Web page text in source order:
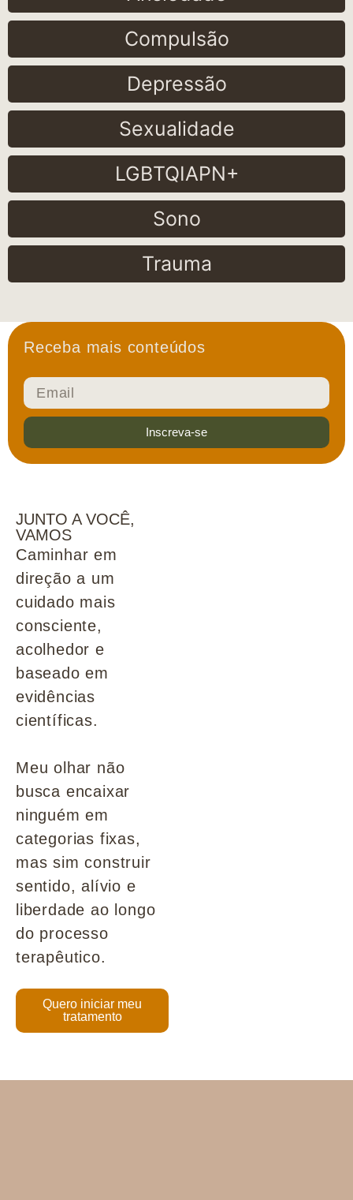
Compulsão
Depressão
Sexualidade
LGBTQIAPN+
Sono
Trauma
Receba mais conteúdos
Inscreva-se
JUNTO A VOCÊ,
VAMOS
Caminhar em
direção a um
cuidado mais
consciente,
acolhedor e
baseado em
evidências
científicas.
Meu olhar não
busca encaixar
ninguém em
categorias fixas,
mas sim construir
sentido, alívio e
liberdade ao longo
do processo
terapêutico.
Quero iniciar meu
tratamento